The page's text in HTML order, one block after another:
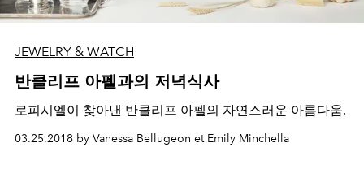
JEWELRY & WATCH
반클리프 아펠과의 저녁식사
로피시엘이 찾아낸 반클리프 아펠의 자연스러운 아름다움.
03.25.2018 by Vanessa Bellugeon et Emily Minchella